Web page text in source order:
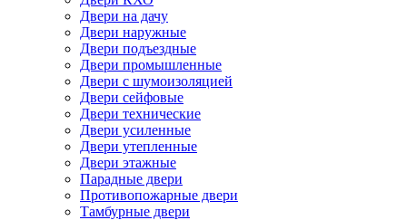
Двери на дачу
Двери наружные
Двери подъездные
Двери промышленные
Двери с шумоизоляцией
Двери сейфовые
Двери технические
Двери усиленные
Двери утепленные
Двери этажные
Парадные двери
Противопожарные двери
Тамбурные двери